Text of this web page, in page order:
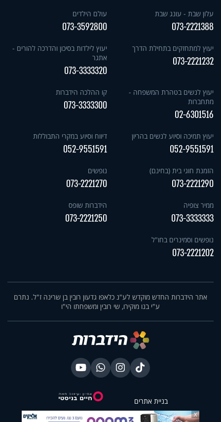
עלון שבת - עונג שבת
073-2221388
עולם הילדים
073-3592800
יעוץ למתחזקים בתחילת הדרך
073-2221232
יעוץ לילדות בסיכון והדרכה להורים -
אתגר
073-3333320
יעוץ לנשים בטהרת המשפחה -
מתחברות
02-6301516
קו ההלכה הידברות
073-3333300
יעוץ תמיכה וסיוע לנשים בהריון
052-9551591
דיווח וסיוע במקרי התבוללות
052-9551591
הזמנת חוגי בית (בחינם)
073-2221290
נופשים
073-2221270
ממיר צופיה
073-3333333
הידברות שופס
073-2221250
נופשים וסמינרים בחו"ל
073-2221202
אתר הידברות החדש מוקדש לע"נ כלאפו גדעון רובין בן שרינה ז"ל. נתרם
ע"י בנו מוקירו, שי רובין ומשפחתו הי"ו
בניית אתרים
X